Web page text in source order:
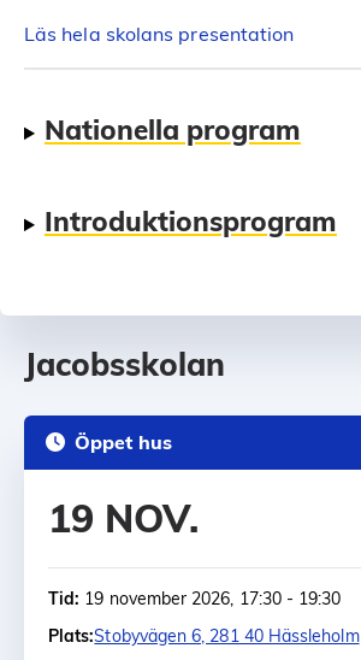
Läs hela skolans presentation
Nationella program
Introduktionsprogram
Jacobsskolan
Öppet hus
19 NOV.
Tid: 19 november 2026, 17:30 - 19:30
Plats:Stobyvägen 6, 281 40 Hässleholm